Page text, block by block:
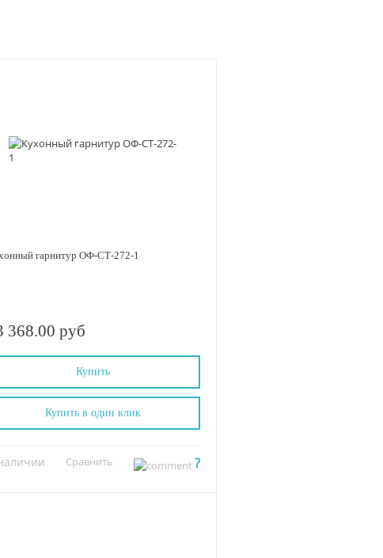
гарнитур ОФ-СТ-272-1
368.00 руб
Купить
Сравнить ?
Купить в один клик